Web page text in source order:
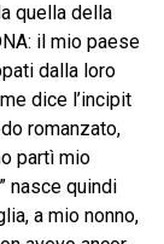
quella della
il mio paese
dalla loro
dice l’incipit
romanzato,
partì mio
nasce quindi
a mio nonno,